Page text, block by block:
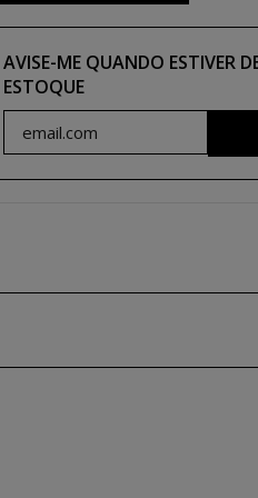
AVISE-ME QUANDO ESTIVER
ESTOQUE